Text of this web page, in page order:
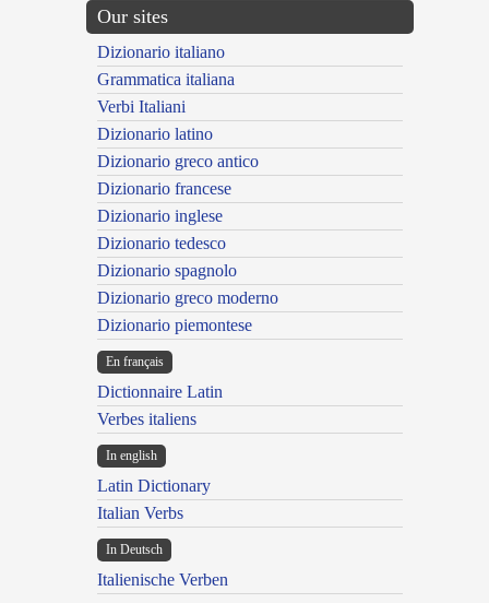
Our sites
Dizionario italiano
Grammatica italiana
Verbi Italiani
Dizionario latino
Dizionario greco antico
Dizionario francese
Dizionario inglese
Dizionario tedesco
Dizionario spagnolo
Dizionario greco moderno
Dizionario piemontese
En français
Dictionnaire Latin
Verbes italiens
In english
Latin Dictionary
Italian Verbs
In Deutsch
Italienische Verben